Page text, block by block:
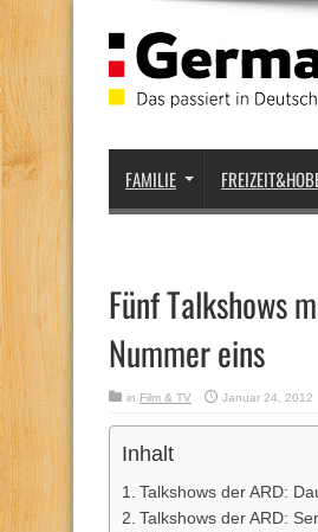
FAMILIE
Fünf Talkshows
Nummer eins
in Film & TV Januar 24, 2012
Inhalt
Talkshows der ARD:
Talkshows der ARD: